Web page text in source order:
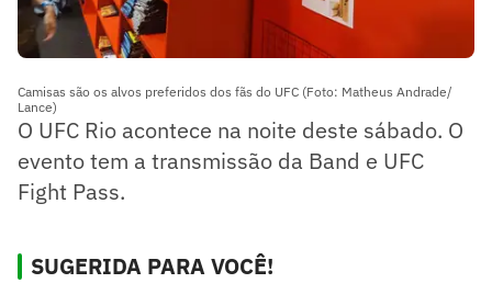
Camisas são os alvos preferidos dos fãs do UFC (Foto: Matheus Andrade/
Lance)
O UFC Rio acontece na noite deste sábado. O
evento tem a transmissão da Band e UFC
Fight Pass.
SUGERIDA PARA VOCÊ!